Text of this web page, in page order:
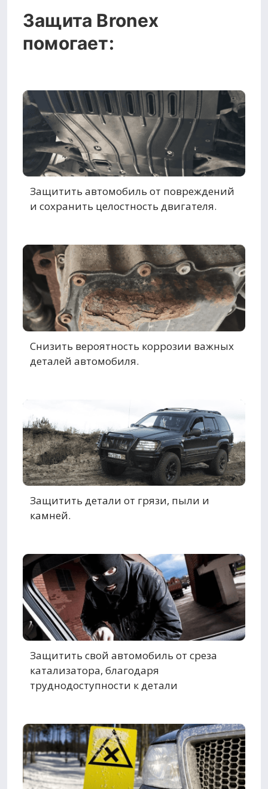
Защита Bronex
помогает:
Защитить автомобиль от повреждений
и сохранить целостность двигателя.
Снизить вероятность коррозии важных
деталей автомобиля.
Защитить детали от грязи, пыли и
камней.
Защитить свой автомобиль от среза
катализатора, благодаря
труднодоступности к детали